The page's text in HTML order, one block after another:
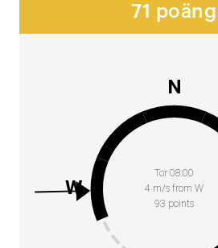
71 poäng
Tor 08:00
4 m/s from W
93 points
N
W